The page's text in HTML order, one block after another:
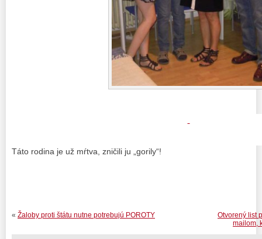
Táto rodina je už mŕtva, zničili ju „gorily“!
Otvorený list
mailom,
« Žaloby proti štátu nutne potrebujú POROTY